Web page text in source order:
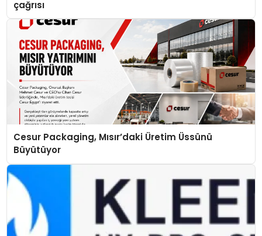
çağrısı
Cesur Packaging, Mısır’daki Üretim Üssünü
Büyütüyor